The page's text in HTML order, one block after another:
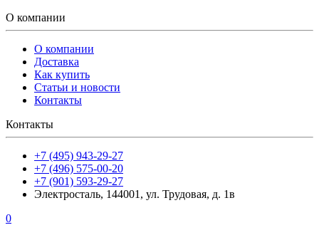
О компании
О компании
Доставка
Как купить
Статьи и новости
Контакты
Контакты
+7 (495) 943-29-27
+7 (496) 575-00-20
+7 (901) 593-29-27
Электросталь, 144001, ул. Трудовая, д. 1в
0